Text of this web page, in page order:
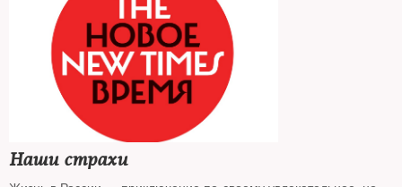
Наши страхи